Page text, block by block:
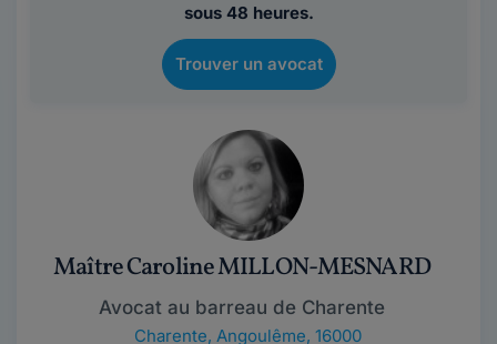
sous 48 heures.
Trouver un avocat
Maître Caroline MILLON-MESNARD
Avocat au barreau de Charente
Charente, Angoulême, 16000